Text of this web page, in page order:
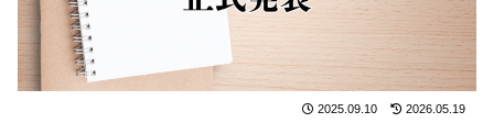
2025.09.10 2026.05.19